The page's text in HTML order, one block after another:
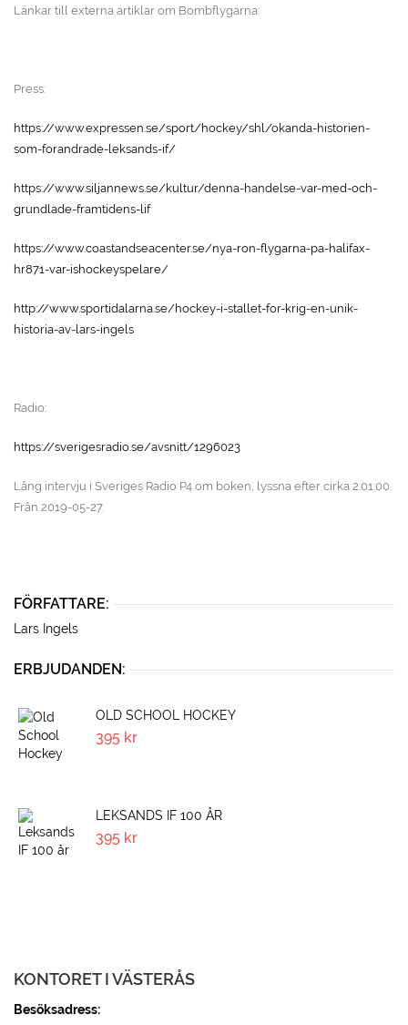
Länkar till externa artiklar om Bombflygarna:
Press:
https://www.expressen.se/sport/hockey/shl/okanda-historien-
som-forandrade-leksands-if/
https://www.siljannews.se/kultur/denna-handelse-var-med-och-
grundlade-framtidens-lif
https://www.coastandseacenter.se/nya-ron-flygarna-pa-halifax-
hr871-var-ishockeyspelare/
http://www.sportidalarna.se/hockey-i-stallet-for-krig-en-unik-
historia-av-lars-ingels
Radio:
https://sverigesradio.se/avsnitt/1296023
Lång intervju i Sveriges Radio P4 om boken, lyssna efter cirka 2:01:00.
Från 2019-05-27.
FÖRFATTARE:
Lars Ingels
ERBJUDANDEN:
OLD SCHOOL HOCKEY
395 kr
LEKSANDS IF 100 ÅR
395 kr
KONTORET I VÄSTERÅS
Besöksadress: